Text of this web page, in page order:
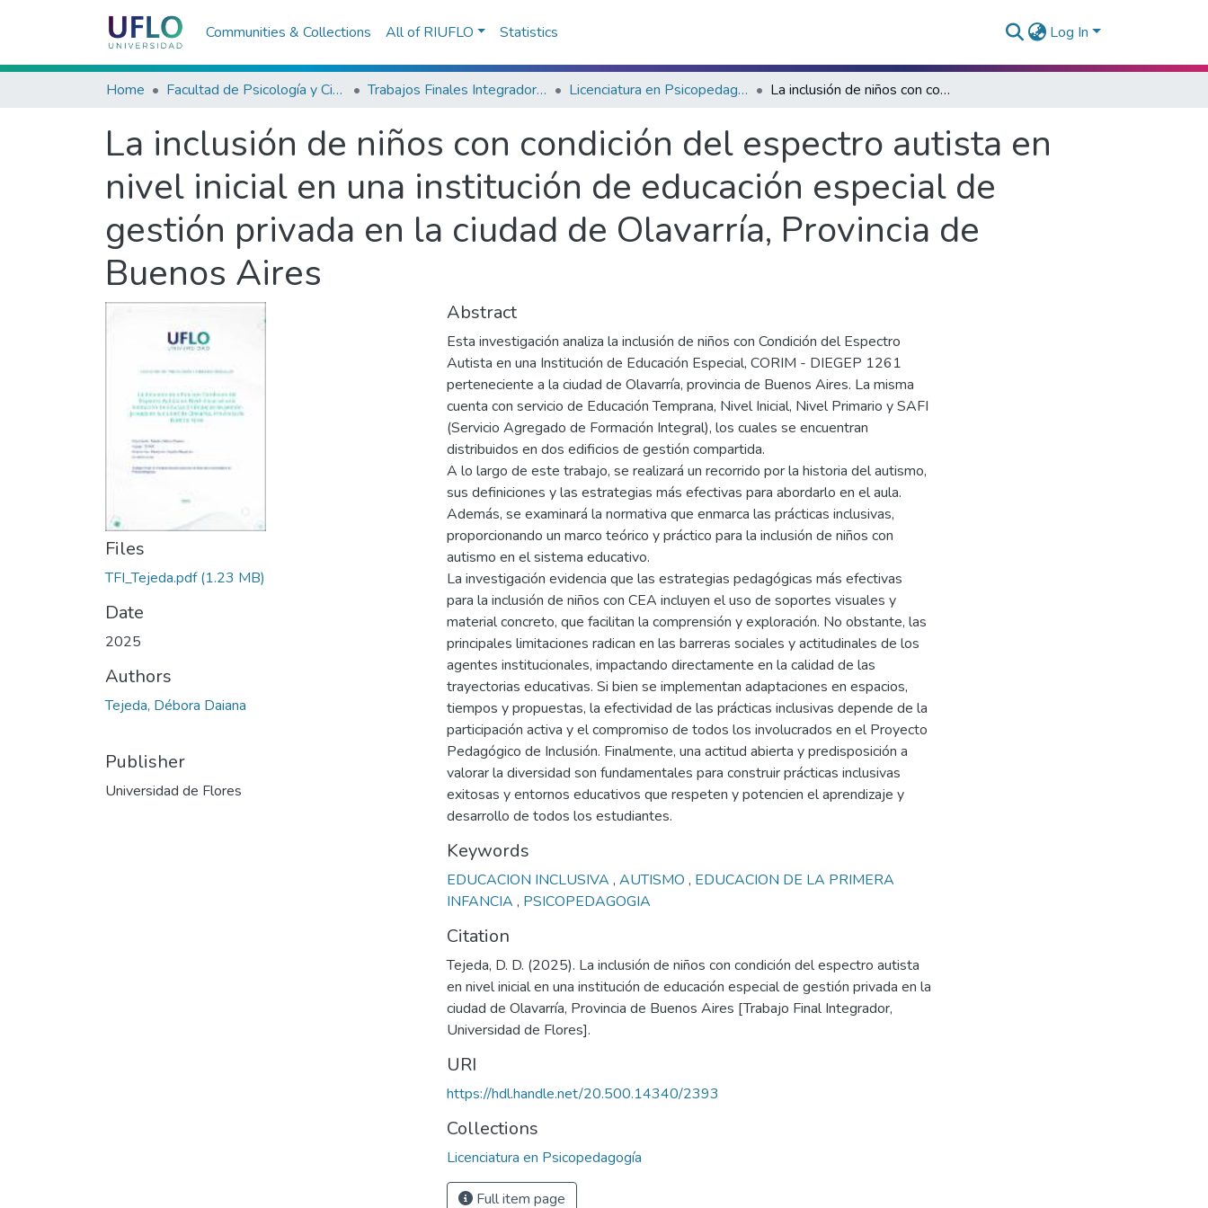
Communities & Collections All of RIUFLO Statistics Log In
Home Facultad de Psicología y Ciencias Sociales Trabajos Finales Integradores (TFI) de Grado Licenciatura en Psicopedagogía La inclusión de niños con condición del espectro autista en nivel inicial en una institución de educación especial de gestión privada en la ciudad de Olavarría, Provincia de Buenos Aires
La inclusión de niños con condición del espectro autista en
nivel inicial en una institución de educación especial de
gestión privada en la ciudad de Olavarría, Provincia de
Buenos Aires
Files
TFI_Tejeda.pdf(1.23 MB)
Date
2025
Authors
Tejeda, Débora Daiana
Publisher
Universidad de Flores
Abstract
Esta investigación analiza la inclusión de niños con Condición del Espectro
Autista en una Institución de Educación Especial, CORIM - DIEGEP 1261
perteneciente a la ciudad de Olavarría, provincia de Buenos Aires. La misma
cuenta con servicio de Educación Temprana, Nivel Inicial, Nivel Primario y SAFI
(Servicio Agregado de Formación Integral), los cuales se encuentran
distribuidos en dos edificios de gestión compartida.
A lo largo de este trabajo, se realizará un recorrido por la historia del autismo,
sus definiciones y las estrategias más efectivas para abordarlo en el aula.
Además, se examinará la normativa que enmarca las prácticas inclusivas,
proporcionando un marco teórico y práctico para la inclusión de niños con
autismo en el sistema educativo.
La investigación evidencia que las estrategias pedagógicas más efectivas
para la inclusión de niños con CEA incluyen el uso de soportes visuales y
material concreto, que facilitan la comprensión y exploración. No obstante, las
principales limitaciones radican en las barreras sociales y actitudinales de los
agentes institucionales, impactando directamente en la calidad de las
trayectorias educativas. Si bien se implementan adaptaciones en espacios,
tiempos y propuestas, la efectividad de las prácticas inclusivas depende de la
participación activa y el compromiso de todos los involucrados en el Proyecto
Pedagógico de Inclusión. Finalmente, una actitud abierta y predisposición a
valorar la diversidad son fundamentales para construir prácticas inclusivas
exitosas y entornos educativos que respeten y potencien el aprendizaje y
desarrollo de todos los estudiantes.
Keywords
EDUCACION INCLUSIVA , AUTISMO , EDUCACION DE LA PRIMERA
INFANCIA , PSICOPEDAGOGIA
Citation
Tejeda, D. D. (2025). La inclusión de niños con condición del espectro autista
en nivel inicial en una institución de educación especial de gestión privada en la
ciudad de Olavarría, Provincia de Buenos Aires [Trabajo Final Integrador,
Universidad de Flores].
URI
https://hdl.handle.net/20.500.14340/2393
Collections
Licenciatura en Psicopedagogía
Full item page